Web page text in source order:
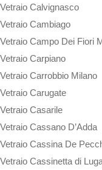
Vetraio Calvignasco
Vetraio Cambiago
Vetraio Campo Dei Fiori
Vetraio Carpiano
Vetraio Carrobbio Milano
Vetraio Carugate
Vetraio Casarile
Vetraio Cassano D’Adda
Vetraio Cassina De
Vetraio Cassinetta di